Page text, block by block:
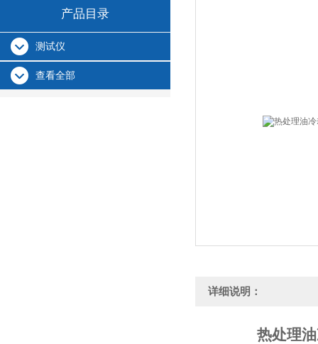
产品目录
测试仪
查看全部
详细说明：
热处理